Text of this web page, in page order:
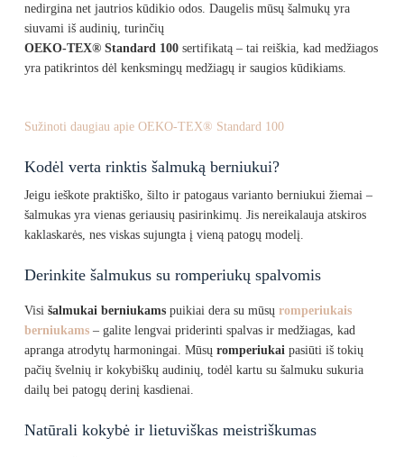
nedirgina net jautrios kūdikio odos. Daugelis mūsų šalmukų yra
siuvami iš audinių, turinčių
OEKO-TEX® Standard 100sertifikatą – tai reiškia, kad medžiagos
yra patikrintos dėl kenksmingų medžiagų ir saugios kūdikiams.
Sužinoti daugiau apie OEKO-TEX® Standard 100
Kodėl verta rinktis šalmuką berniukui?
Jeigu ieškote praktiško, šilto ir patogaus varianto berniukui žiemai –
šalmukas yra vienas geriausių pasirinkimų. Jis nereikalauja atskiros
kaklaskarės, nes viskas sujungta į vieną patogų modelį.
Derinkite šalmukus su romperiukų spalvomis
Visi šalmukai berniukamspuikiai dera su mūsų romperiukais
berniukams– galite lengvai priderinti spalvas ir medžiagas, kad
apranga atrodytų harmoningai. Mūsų romperiukai pasiūti iš tokių
pačių švelnių ir kokybiškų audinių, todėl kartu su šalmuku sukuria
dailų bei patogų derinį kasdienai.
Natūrali kokybė ir lietuviškas meistriškumas